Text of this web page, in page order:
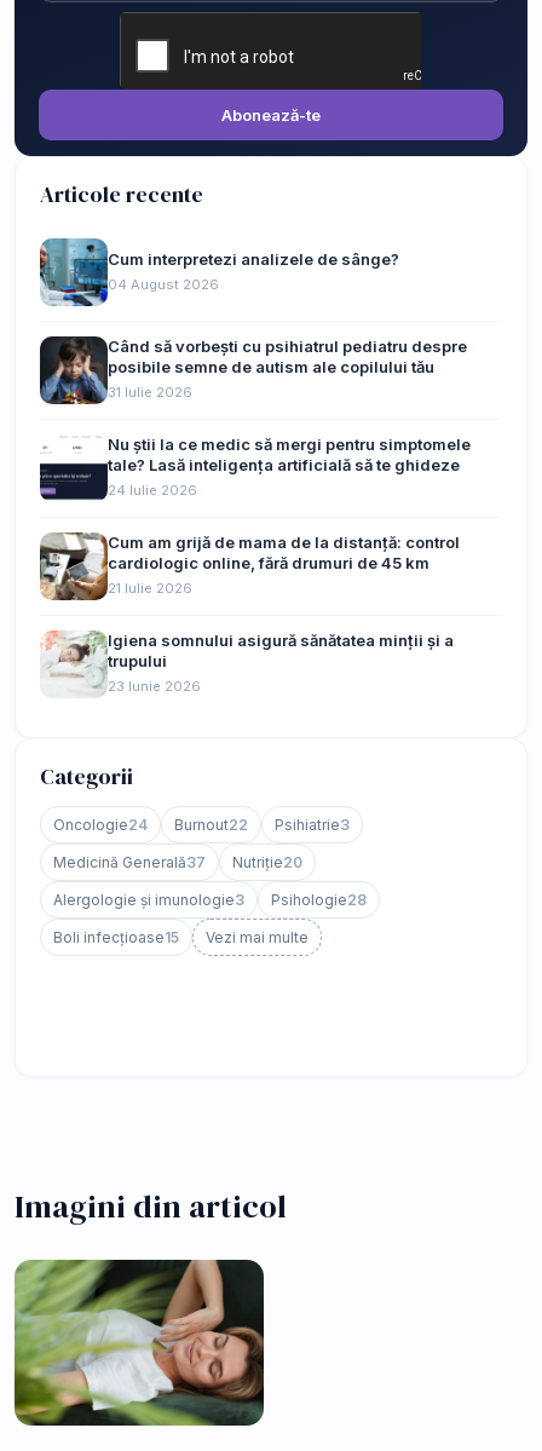
Abonează-te
Articole recente
Cum interpretezi analizele de sânge?
04 August 2026
Când să vorbești cu psihiatrul pediatru despre
posibile semne de autism ale copilului tău
31 Iulie 2026
Nu știi la ce medic să mergi pentru simptomele
tale? Lasă inteligența artificială să te ghideze
24 Iulie 2026
Cum am grijă de mama de la distanță: control
cardiologic online, fără drumuri de 45 km
21 Iulie 2026
Igiena somnului asigură sănătatea minții și a
trupului
23 Iunie 2026
Categorii
Oncologie24 Burnout22 Psihiatrie3
Medicină Generală37 Nutriție20
Alergologie și imunologie3 Psihologie28
Boli infecțioase15 Vezi mai multe
Imagini din articol